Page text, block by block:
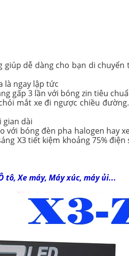
dễ dàng cho bạn di
là ngay lập tức
gấp 3 lần với bóng zin tiêu
mắt xe đi ngược chiều
gian dài
bóng đèn pha halogen hay
X3 tiết kiệm khoảng 75%
Xe máy, Máy xúc, máy ủi...